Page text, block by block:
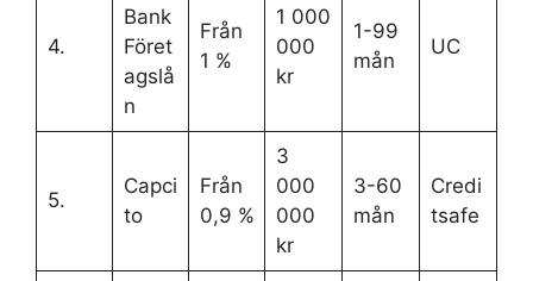
4.
Bank
Föret
agslå
n
Från
1 %
1 000
000
kr
1-99
mån
UC
5.
Capci
to
Från
0,9 %
3
000
000
kr
3-60
mån
Credi
tsafe